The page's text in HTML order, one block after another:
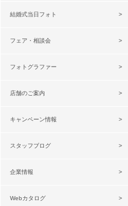
結婚式当日フォト
フェア・相談会
フォトグラファー
店舗のご案内
キャンペーン情報
スタッフブログ
企業情報
Webカタログ